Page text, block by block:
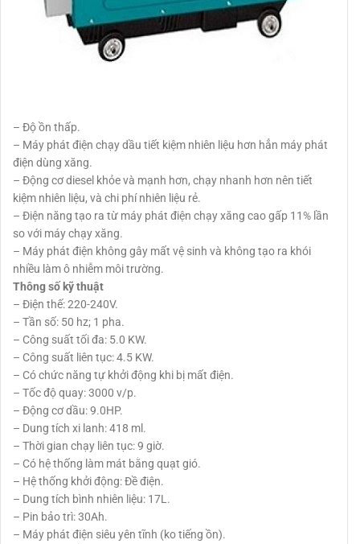
– Độ ồn thấp.
– Máy phát điện chạy dầu tiết kiệm nhiên liệu hơn hẳn máy phát
điện dùng xăng.
– Động cơ diesel khỏe và mạnh hơn, chạy nhanh hơn nên tiết
kiệm nhiên liệu, và chi phí nhiên liệu rẻ.
– Điện năng tạo ra từ máy phát điện chạy xăng cao gấp 11% lần
so với máy chạy xăng.
– Máy phát điện không gây mất vệ sinh và không tạo ra khói
nhiều làm ô nhiễm môi trường.
Thông số kỹ thuật
– Điện thế: 220-240V.
– Tần số: 50 hz; 1 pha.
– Công suất tối đa: 5.0 KW.
– Công suất liên tục: 4.5 KW.
– Có chức năng tự khởi động khi bị mất điện.
– Tốc độ quay: 3000 v/p.
– Động cơ dầu: 9.0HP.
– Dung tích xi lanh: 418 ml.
– Thời gian chạy liên tục: 9 giờ.
– Có hệ thống làm mát bằng quạt gió.
– Hệ thống khởi động: Đề điện.
– Dung tích bình nhiên liệu: 17L.
– Pin bảo trì: 30Ah.
– Máy phát điện siêu yên tĩnh (ko tiếng ồn).